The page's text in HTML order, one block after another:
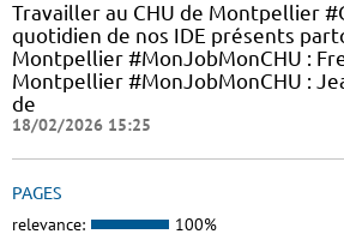
Travailler au CHU de Montpellier
quotidien de nos IDE présents
Montpellier #MonJobMonCHU :
Montpellier #MonJobMonCHU :
de
18/02/2026 15:25
PAGES
relevance: 100%